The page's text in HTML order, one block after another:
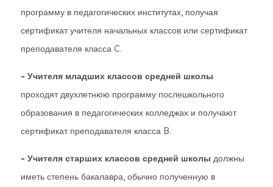
программу в педагогических институтах, получая
сертификат учителя начальных классов или сертификат
преподавателя класса C.
- Учителя младших классов средней школы
проходят двухлетнюю программу послешкольного
образования в педагогических колледжах и получают
сертификат преподавателя класса B.
- Учителя старших классов средней школы должны
иметь степень бакалавра, обычно полученную в